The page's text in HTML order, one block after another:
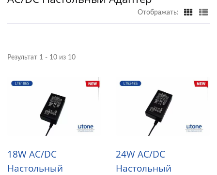
Отображать:
Результат 1 - 10 из 10
18W AC/DC
Настольный
24W AC/DC
Настольный